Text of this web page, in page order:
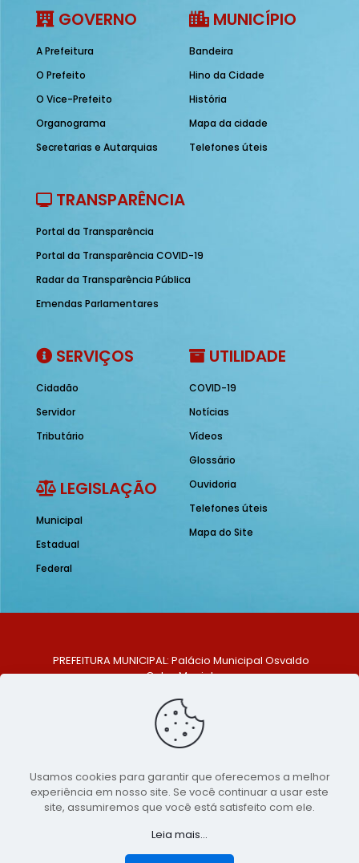
GOVERNO
A Prefeitura
O Prefeito
O Vice-Prefeito
Organograma
Secretarias e Autarquias
MUNICÍPIO
Bandeira
Hino da Cidade
História
Mapa da cidade
Telefones úteis
TRANSPARÊNCIA
Portal da Transparência
Portal da Transparência COVID-19
Radar da Transparência Pública
Emendas Parlamentares
SERVIÇOS
Cidadão
Servidor
Tributário
LEGISLAÇÃO
Municipal
Estadual
Federal
UTILIDADE
COVID-19
Notícias
Vídeos
Glossário
Ouvidoria
Telefones úteis
Mapa do Site
PREFEITURA MUNICIPAL: Palácio Municipal Osvaldo
Celso Maciel
Centro, São Bento do Una - PE. CEP: 553370-128
TELEFONE: (81) 99548-1569
E-MAIL: ouvidoria@saobentodouna.pe.gov.br
Copyright 2021-2026 - Assessoria de Comunicação da
Prefeitura de São Bento do Una - PE
publicidadeLumusWeb - Agência Digital
Usamos cookies para garantir que oferecemos a melhor
experiência em nosso site. Se você continuar a usar este
site, assumiremos que você está satisfeito com ele.
Leia mais...